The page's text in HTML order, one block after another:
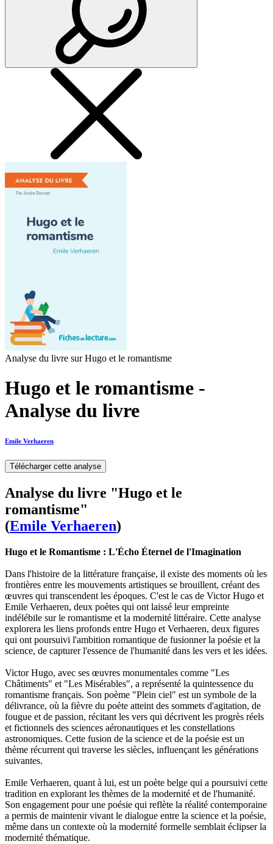
Analyse du livre sur Hugo et le romantisme
Hugo et le romantisme -
Analyse du livre
Emile Verhaeren
Télécharger cette analyse
Analyse du livre "Hugo et le
romantisme"
(Emile Verhaeren)
Hugo et le Romantisme : L'Écho Éternel de l'Imagination
Dans l'histoire de la littérature française, il existe des moments où les
frontières entre les mouvements artistiques se brouillent, créant des
œuvres qui transcendent les époques. C'est le cas de Victor Hugo et
Emile Verhaeren, deux poètes qui ont laissé leur empreinte
indélébile sur le romantisme et la modernité littéraire. Cette analyse
explorera les liens profonds entre Hugo et Verhaeren, deux figures
qui ont poursuivi l'ambition romantique de fusionner la poésie et la
science, de capturer l'essence de l'humanité dans les vers et les idées.
Victor Hugo, avec ses œuvres monumentales comme "Les
Châtiments" et "Les Misérables", a représenté la quintessence du
romantisme français. Son poème "Plein ciel" est un symbole de la
délivrance, où la fièvre du poète atteint des sommets d'agitation, de
fougue et de passion, récitant les vers qui décrivent les progrès réels
et fictionnels des sciences aéronautiques et les constellations
astronomiques. Cette fusion de la science et de la poésie est un
thème récurrent qui traverse les siècles, influençant les générations
suivantes.
Emile Verhaeren, quant à lui, est un poète belge qui a poursuivi cette
tradition en explorant les thèmes de la modernité et de l'humanité.
Son engagement pour une poésie qui reflète la réalité contemporaine
a permis de maintenir vivant le dialogue entre la science et la poésie,
même dans un contexte où la modernité formelle semblait éclipser la
modernité thématique.